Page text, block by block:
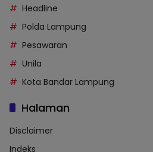
Headline
Polda Lampung
Pesawaran
Unila
Kota Bandar Lampung
Halaman
Disclaimer
Indeks